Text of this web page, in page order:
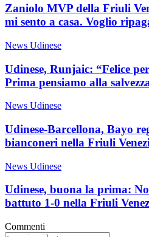
Zaniolo MVP della Friuli
mi sento a casa. Voglio
News Udinese
Udinese, Runjaic: “Felice
Prima pensiamo alla
News Udinese
Udinese-Barcellona, Bayo
bianconeri nella Friuli
News Udinese
Udinese, buona la prima:
battuto 1-0 nella Friuli
Commenti